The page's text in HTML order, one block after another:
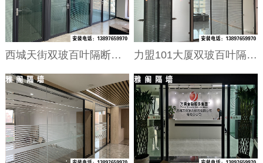
西城天街双玻百叶隔断完工 力盟101大厦双玻百叶隔断完工